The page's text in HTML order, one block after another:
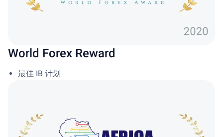
World Forex Reward
最佳 IB 计划